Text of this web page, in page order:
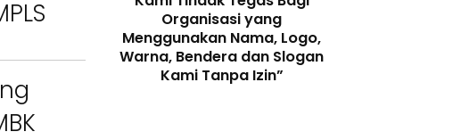
Peran
di Era Digital
Organisasi yang
Menggunakan Nama, Logo,
Warna, Bendera dan Slogan
Kami Tanpa Izin”